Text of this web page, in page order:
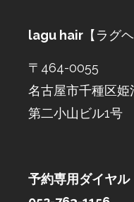
lagu hair 【ラグ
〒464-0055
名古屋市千種区姫
第二小山ビル1号
予約専用ダイヤル